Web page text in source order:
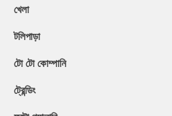
খেলা
টলিপাড়া
টো টো কোম্পানি
ট্রেন্ডিং